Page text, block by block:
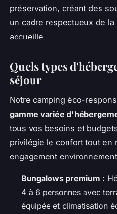
préservation, créant des
un cadre respectueux de
accueille.
Quels types
séjour
Notre camping éco-
gamme variée
tous vos besoins et
privilégie le confort tout en
engagement
Bungalows premium :
4 à 6 personnes avec
équipée et climatisation